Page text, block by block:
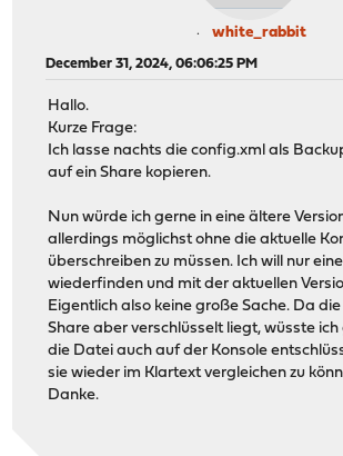
white_rabbit
December 31, 2024, 06:06:25 PM
Hallo.
Kurze Frage:
Ich lasse nachts die config.xml als
auf ein Share kopieren.
Nun würde ich gerne in eine ältere
allerdings möglichst ohne die aktuelle
überschreiben zu müssen. Ich will nur
wiederfinden und mit der aktuellen
Eigentlich also keine große Sache. Da
Share aber verschlüsselt liegt, wüsste
die Datei auch auf der Konsole
sie wieder im Klartext vergleichen zu
Danke.